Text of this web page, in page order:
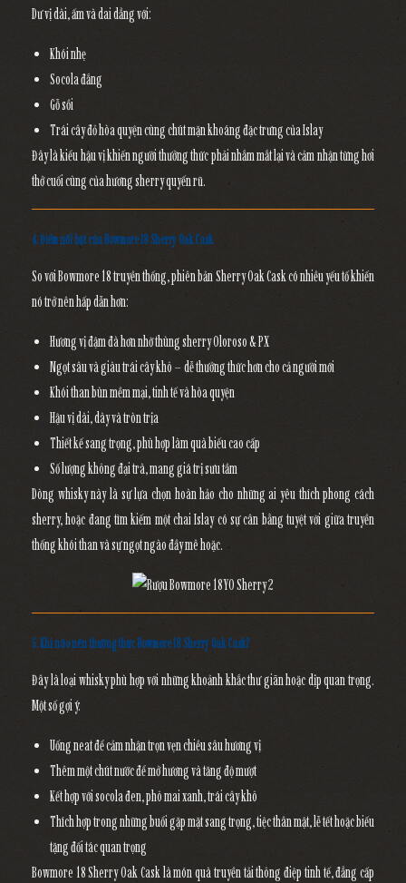
Dư vị dài, ấm và dai dẳng với:
Khói nhẹ
Socola đắng
Gỗ sồi
Trái cây đỏ hòa quyện cùng chút mặn khoáng đặc trưng của Islay
Đây là kiểu hậu vị khiến người thưởng thức phải nhắm mắt lại và cảm nhận từng hơi
thở cuối cùng của hương sherry quyến rũ.
4. Điểm nổi bật của Bowmore 18 Sherry Oak Cask
So với Bowmore 18 truyền thống, phiên bản Sherry Oak Cask có nhiều yếu tố khiến
nó trở nên hấp dẫn hơn:
Hương vị đậm đà hơnnhờ thùng sherry Oloroso & PX
Ngọt sâu và giàu trái cây khô – dễ thưởng thức hơn cho cả người mới
Khói than bùn mềm mại, tinh tế và hòa quyện
Hậu vị dài, dày và tròn trịa
Thiết kế sang trọng, phù hợp làm quà biếu cao cấp
Số lượng không đại trà, mang giá trị sưu tầm
Dòng whisky này là sự lựa chọn hoàn hảo cho những ai yêu thích phong cách
sherry, hoặc đang tìm kiếm một chai Islay có sự cân bằng tuyệt vời giữa truyền
thống khói than và sự ngọt ngào đầy mê hoặc.
5. Khi nào nên thưởng thức Bowmore 18 Sherry Oak Cask?
Đây là loại whisky phù hợp với những khoảnh khắc thư giãn hoặc dịp quan trọng.
Một số gợi ý:
Uốngneatđể cảm nhận trọn vẹn chiều sâu hương vị
Thêm một chút nước để mở hương và tăng độ mượt
Kết hợp vớisocola đen, phô mai xanh, trái cây khô
Thích hợp trong những buổi gặp mặt sang trọng, tiệc thân mật, lễ tết hoặc biếu
tặng đối tác quan trọng
Bowmore 18 Sherry Oak Cask là món quà truyền tải thông điệp tinh tế, đẳng cấp